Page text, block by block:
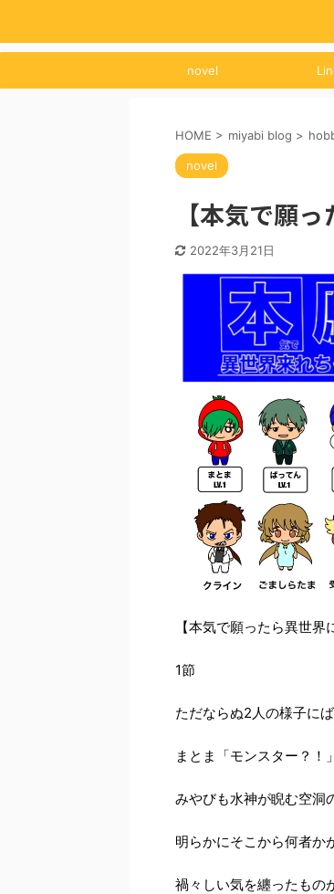
novel
HOME > miyabi blog >
novel
【本気で願
2022年3月21日
【本気で願ったら異世
1節
ただならぬ2人の様子に
まとま「モンスター？！」
みやびも水神が睨む空洞
明らかにそこから何者か
禍々しい気を纏ったもの